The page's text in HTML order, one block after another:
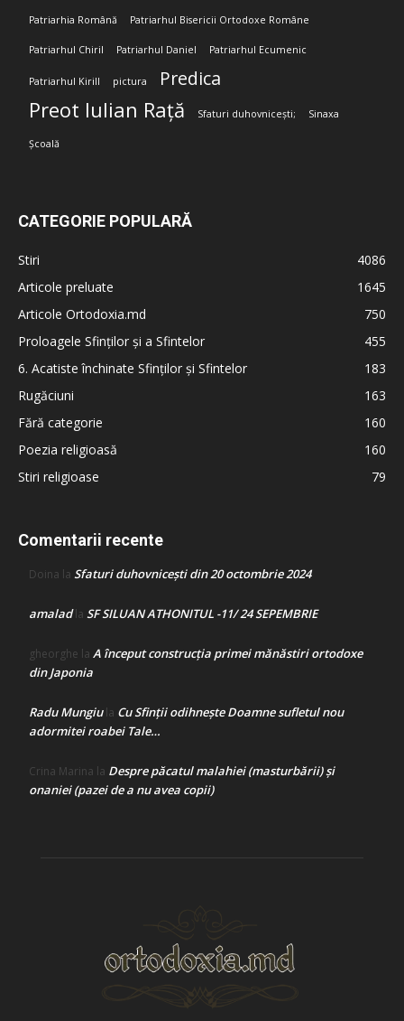
Patriarhia Română Patriarhul Bisericii Ortodoxe Române
Patriarhul Chiril Patriarhul Daniel Patriarhul Ecumenic
Patriarhul Kirill pictura Predica
Preot Iulian Rață Sfaturi duhovnicești; Sinaxa
Școală
CATEGORIE POPULARĂ
Stiri
4086
Articole preluate
1645
Articole Ortodoxia.md
750
Proloagele Sfinților și a Sfintelor
455
6. Acatiste închinate Sfinților și Sfintelor
183
Rugăciuni
163
Fără categorie
160
Poezia religioasă
160
Stiri religioase
79
Comentarii recente
Doina la Sfaturi duhovnicești din 20 octombrie 2024
amaladla SF SILUAN ATHONITUL -11/ 24 SEPEMBRIE
gheorghe la A început construcţia primei mănăstiri ortodoxe
din Japonia
Radu Mungiula Cu Sfinții odihnește Doamne sufletul nou
adormitei roabei Tale…
Crina Marina la Despre păcatul malahiei (masturbării) şi
onaniei (pazei de a nu avea copii)